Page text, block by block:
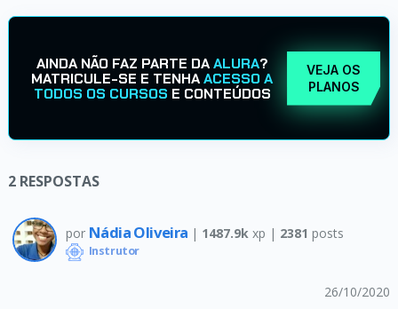
AINDA NÃO FAZ PARTE DAALURA?
MATRICULE-SE E TENHAACESSO A
TODOS OS CURSOS E CONTEÚDOS
VEJA OS
PLANOS
2 RESPOSTAS
por Nádia Oliveira | 1487.9k xp | 2381 posts
Instrutor
26/10/2020